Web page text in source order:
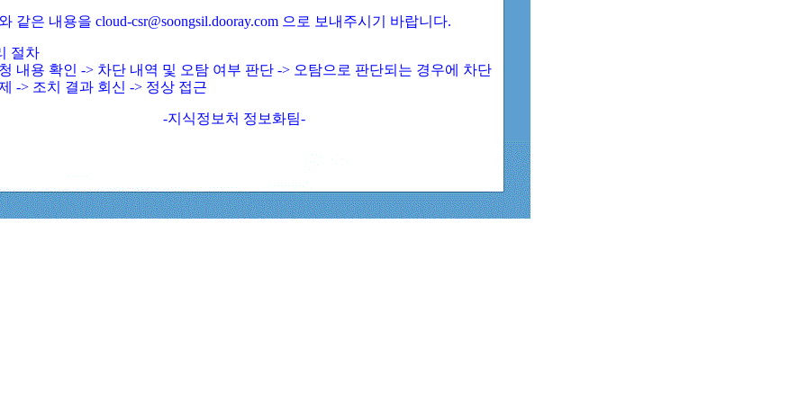
같은 내용을 cloud-csr@soongsil.dooray.com 으로 보내주시기 바랍니다.
절차
내용 확인 -> 차단 내역 및 오탐 여부 판단 -> 오탐으로 판단되는 경우에 차단
-> 조치 결과 회신 -> 정상 접근
-지식정보처 정보화팀-